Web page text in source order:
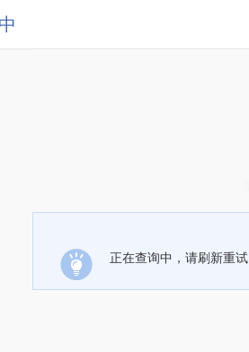
正在查询中，请刷新重试